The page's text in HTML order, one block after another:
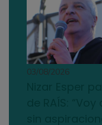
03/08/2026